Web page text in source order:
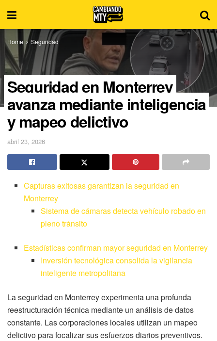
Home Seguridad
Seguridad en Monterrey
avanza mediante inteligencia
y mapeo delictivo
abril 23, 2026
Capturas exitosas garantizan la seguridad en
Monterrey
Sistema de cámaras detecta vehículo robado en
pleno tránsito
Estadísticas confirman mayor seguridad en Monterrey
Inversión tecnológica consolida la vigilancia
inteligente metropolitana
La seguridad en Monterrey experimenta una profunda
reestructuración técnica mediante un análisis de datos
constante. Las corporaciones locales utilizan un mapeo
delictivo para focalizar sus esfuerzos diarios preventivos.